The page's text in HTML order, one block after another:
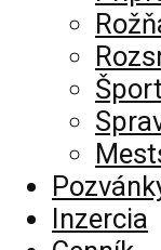
Šport
Inzercia